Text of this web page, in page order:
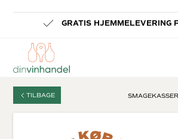
GRATIS HJEMMELEVERING
TILBAGE SMAGEKASSER